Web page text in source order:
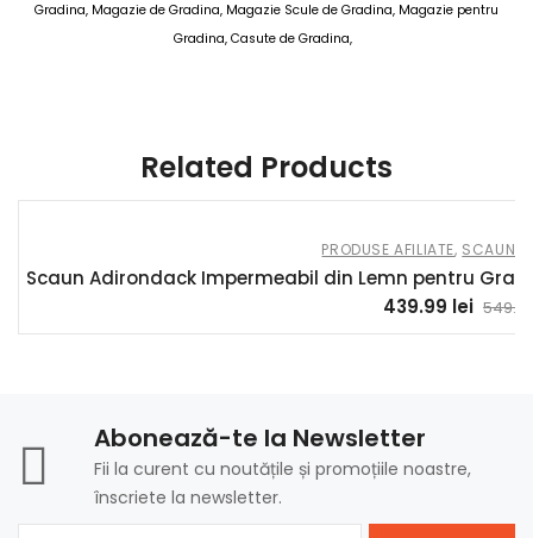
Gradina, Magazie de Gradina, Magazie Scule de Gradina, Magazie pentru
Gradina, Casute de Gradina,
Related Products
PRODUSE AFILIATE, SCAUNE
Scaun Adirondack Impermeabil din Lemn pentru
439.99 lei
Abonează-te la Newsletter
Fii la curent cu noutățile și promoțiile noastre,
înscriete la newsletter.